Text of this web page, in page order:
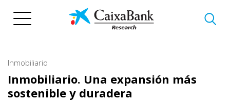
Inmobiliario
Inmobiliario. Una expansión más
sostenible y duradera